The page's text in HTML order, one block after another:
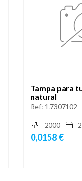
Tampa para
natural
Ref: 1.7307102
2000
0,0158 €